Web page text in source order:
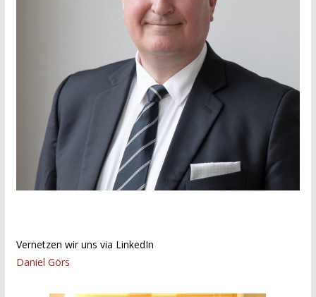
Vernetzen wir uns via LinkedIn
Daniel Görs